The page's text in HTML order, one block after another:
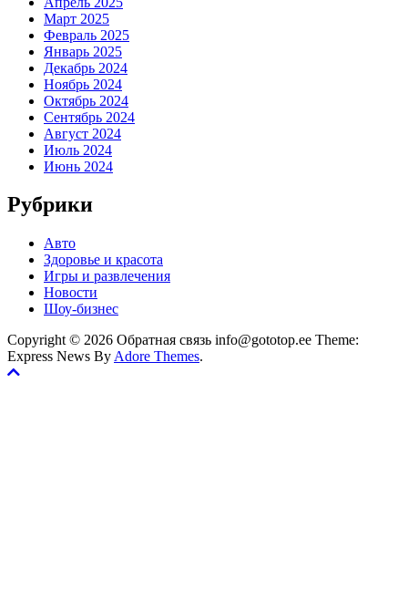
Март 2025
Февраль 2025
Январь 2025
Декабрь 2024
Ноябрь 2024
Октябрь 2024
Сентябрь 2024
Август 2024
Июль 2024
Июнь 2024
Рубрики
Авто
Здоровье и красота
Игры и развлечения
Новости
Шоу-бизнес
Copyright © 2026 Обратная связь info@gototop.ee Theme:
Express News By Adore Themes.